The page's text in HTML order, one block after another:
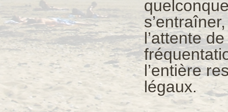
l’attente
l’entière
légaux.